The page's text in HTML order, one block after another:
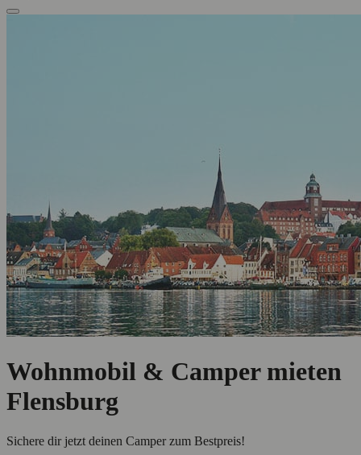
Wohnmobil & Camper mieten
Flensburg
Sichere dir jetzt deinen Camper zum Bestpreis!